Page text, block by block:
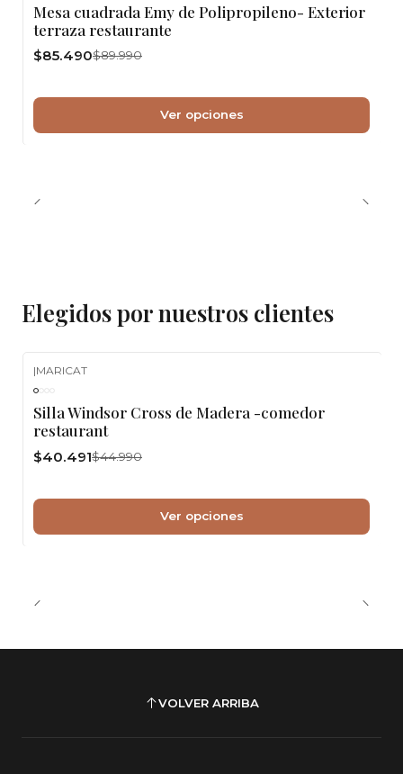
Mesa cuadrada Emy de Polipropileno- Exterior
terraza restaurante
$85.490$89.990
Ver opciones
Elegidos por nuestros clientes
|MARICAT
Silla Windsor Cross de Madera -comedor
restaurant
$40.491$44.990
Ver opciones
VOLVER ARRIBA